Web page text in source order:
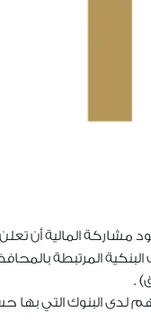
مشاركة المالية أن
المرتبطة
.
لدى البنوك التي